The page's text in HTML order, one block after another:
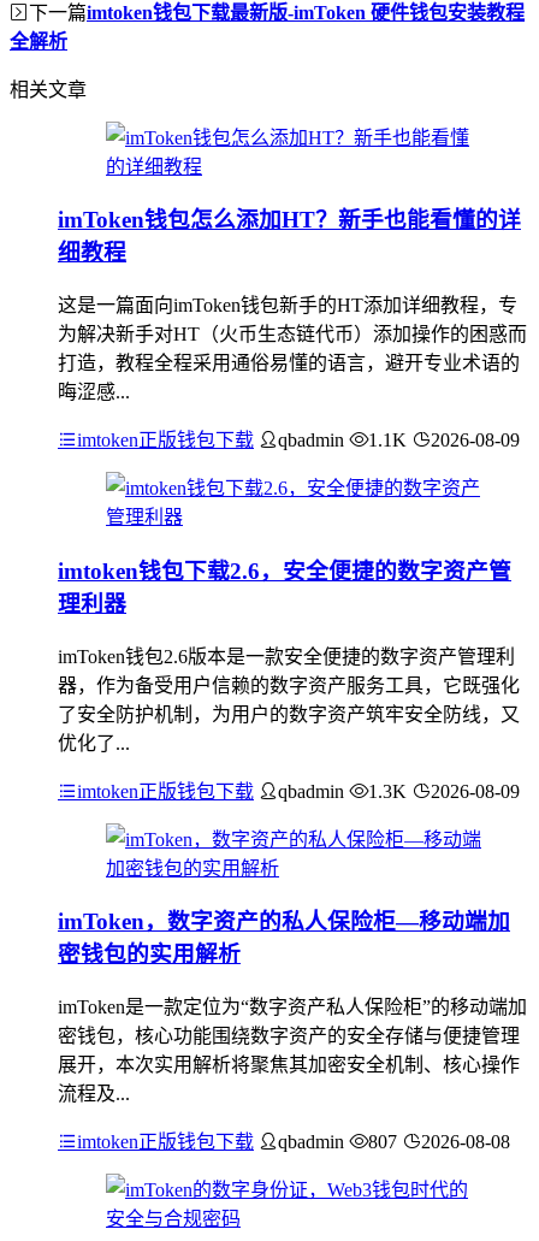
下一篇imtoken钱包下载最新版-imToken 硬件钱包安装教程
全解析
相关文章
imToken钱包怎么添加HT？新手也能看懂的详
细教程
这是一篇面向imToken钱包新手的HT添加详细教程，专
为解决新手对HT（火币生态链代币）添加操作的困惑而
打造，教程全程采用通俗易懂的语言，避开专业术语的
晦涩感...
imtoken正版钱包下载 qbadmin 1.1K 2026-08-09
imtoken钱包下载2.6，安全便捷的数字资产管
理利器
imToken钱包2.6版本是一款安全便捷的数字资产管理利
器，作为备受用户信赖的数字资产服务工具，它既强化
了安全防护机制，为用户的数字资产筑牢安全防线，又
优化了...
imtoken正版钱包下载 qbadmin 1.3K 2026-08-09
imToken，数字资产的私人保险柜—移动端加
密钱包的实用解析
imToken是一款定位为“数字资产私人保险柜”的移动端加
密钱包，核心功能围绕数字资产的安全存储与便捷管理
展开，本次实用解析将聚焦其加密安全机制、核心操作
流程及...
imtoken正版钱包下载 qbadmin 807 2026-08-08